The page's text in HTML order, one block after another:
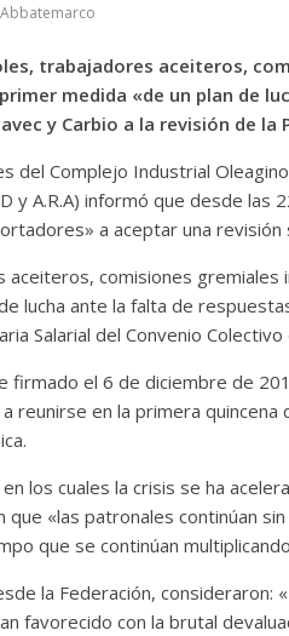
trabajadores aceiteros,
medida «de un plan de
y Carbio a la revisión de la
del Complejo Industrial
y A.R.A) informó que desde
a aceptar una
comisiones gremiales
lucha ante la falta de
Salarial del Convenio
firmado el 6 de diciembre de
reunirse en la primera quincena
los cuales la crisis se ha
«las patronales continúan
que se continúan
la Federación, consideraron:
favorecido con la brutal